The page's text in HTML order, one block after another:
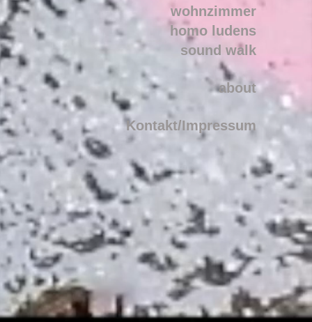
wohnzimmer
homo ludens
sound walk
about
Kontakt/Impressum